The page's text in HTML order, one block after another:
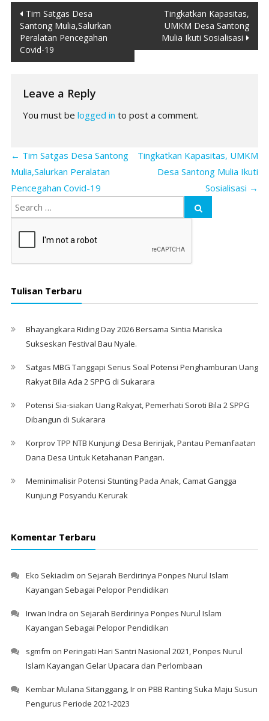
Post
navigation
Tim Satgas Desa
Santong Mulia,Salurkan
Peralatan Pencegahan
Covid-19
Tingkatkan Kapasitas,
UMKM Desa Santong
Mulia Ikuti Sosialisasi
Leave a Reply
You must be logged in to post a comment.
← Tim Satgas Desa Santong
Mulia,Salurkan Peralatan
Pencegahan Covid-19
Tingkatkan Kapasitas, UMKM
Desa Santong Mulia Ikuti
Sosialisasi →
Tulisan Terbaru
Bhayangkara Riding Day 2026 Bersama Sintia Mariska
Sukseskan Festival Bau Nyale. ‎
Satgas MBG Tanggapi Serius Soal Potensi Penghamburan Uang
Rakyat Bila Ada 2 SPPG di Sukarara
Potensi Sia-siakan Uang Rakyat, Pemerhati Soroti Bila 2 SPPG
Dibangun di Sukarara
Korprov TPP NTB Kunjungi Desa Beririjak, Pantau Pemanfaatan
Dana Desa Untuk Ketahanan Pangan.
Meminimalisir Potensi Stunting Pada Anak, Camat Gangga
Kunjungi Posyandu Kerurak
Komentar Terbaru
Eko Sekiadim on Sejarah Berdirinya Ponpes Nurul Islam
Kayangan Sebagai Pelopor Pendidikan
Irwan Indra on Sejarah Berdirinya Ponpes Nurul Islam
Kayangan Sebagai Pelopor Pendidikan
sgmfm on Peringati Hari Santri Nasional 2021, Ponpes Nurul
Islam Kayangan Gelar Upacara dan Perlombaan
Kembar Mulana Sitanggang, Iron PBB Ranting Suka Maju Susun
Pengurus Periode 2021-2023